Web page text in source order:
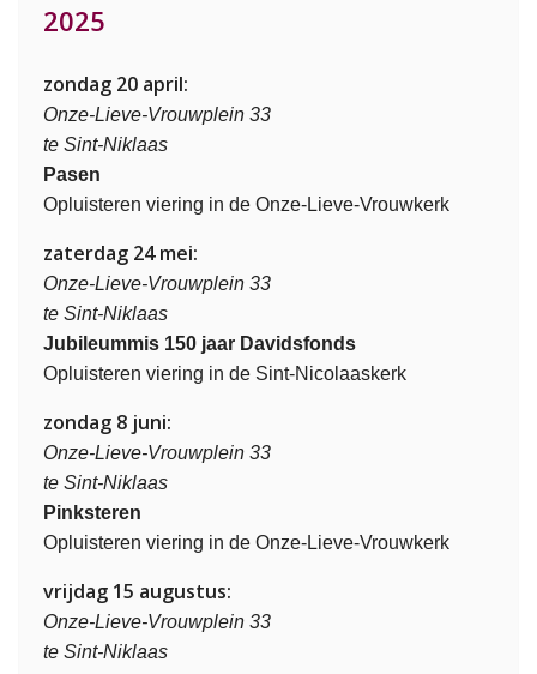
2025
zondag 20 april:
Onze-Lieve-Vrouwplein 33
te Sint-Niklaas
Pasen
Opluisteren viering in de Onze-Lieve-Vrouwkerk
zaterdag 24 mei:
Onze-Lieve-Vrouwplein 33
te Sint-Niklaas
Jubileummis 150 jaar Davidsfonds
Opluisteren viering in de Sint-Nicolaaskerk
zondag 8 juni:
Onze-Lieve-Vrouwplein 33
te Sint-Niklaas
Pinksteren
Opluisteren viering in de Onze-Lieve-Vrouwkerk
vrijdag 15 augustus:
Onze-Lieve-Vrouwplein 33
te Sint-Niklaas